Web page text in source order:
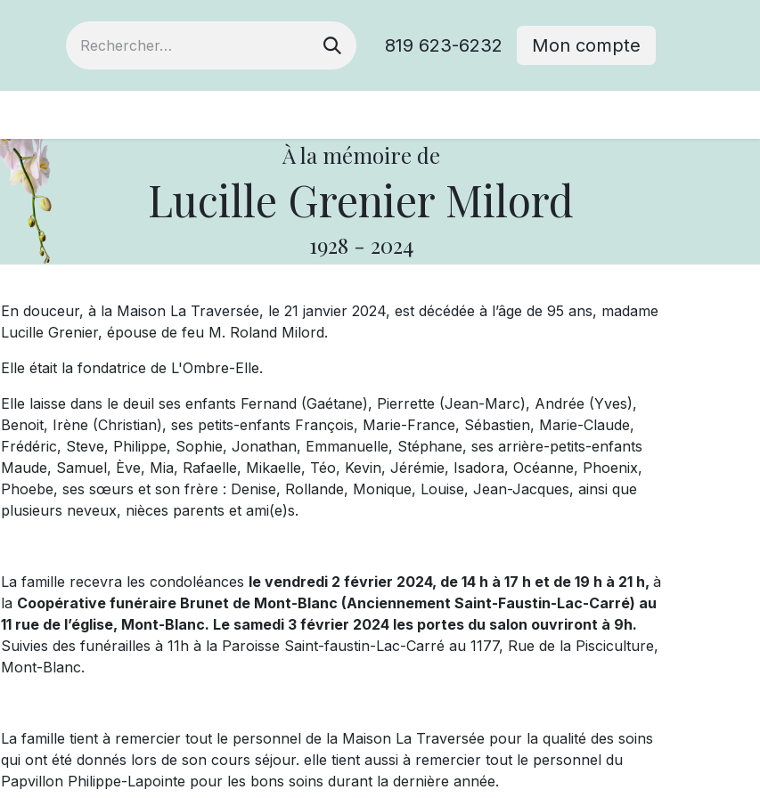
819 623-6232 Mon compte
À la mémoire de
Lucille Grenier Milord
1928 - 2024
En douceur, à la Maison La Traversée, le 21 janvier 2024, est décédée à l’âge de 95 ans, madame
Lucille Grenier, épouse de feu M. Roland Milord.
Elle était la fondatrice de L'Ombre-Elle.
Elle laisse dans le deuil ses enfants Fernand (Gaétane), Pierrette (Jean-Marc), Andrée (Yves),
Benoit, Irène (Christian), ses petits-enfants François, Marie-France, Sébastien, Marie-Claude,
Frédéric, Steve, Philippe, Sophie, Jonathan, Emmanuelle, Stéphane, ses arrière-petits-enfants
Maude, Samuel, Ève, Mia, Rafaelle, Mikaelle, Téo, Kevin, Jérémie, Isadora, Océanne, Phoenix,
Phoebe, ses sœurs et son frère : Denise, Rollande, Monique, Louise, Jean-Jacques, ainsi que
plusieurs neveux, nièces parents et ami(e)s.
La famille recevra les condoléances le vendredi 2 février 2024, de 14 h à 17 h et de 19 h à 21 h, à
la Coopérative funéraire Brunet de Mont-Blanc (Anciennement Saint-Faustin-Lac-Carré) au
11 rue de l’église, Mont-Blanc. Le samedi 3 février 2024 les portes du salon ouvriront à 9h.
Suivies des funérailles à 11h à la Paroisse Saint-faustin-Lac-Carré au 1177, Rue de la Pisciculture,
Mont-Blanc.
La famille tient à remercier tout le personnel de la Maison La Traversée pour la qualité des soins
qui ont été donnés lors de son cours séjour. elle tient aussi à remercier tout le personnel du
Papvillon Philippe-Lapointe pour les bons soins durant la dernière année.